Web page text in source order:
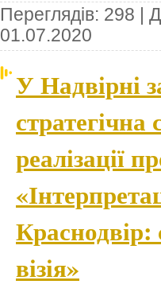
Переглядів: 298 |
01.07.2020
У Надвірні
стратегічна
реалізації
Краснодвір:
візія»